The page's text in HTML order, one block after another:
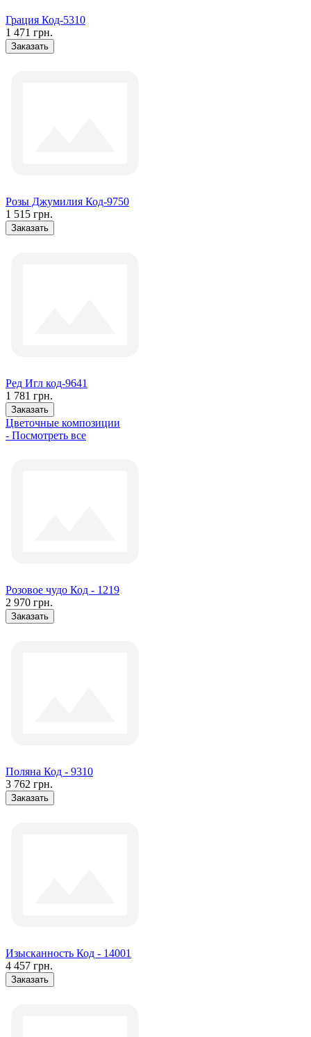
Грация Код-5310
1 471 грн.
Заказать
Розы Джумилия Код-9750
1 515 грн.
Заказать
Ред Игл код-9641
1 781 грн.
Заказать
Цветочные композиции
- Посмотреть все
Розовое чудо Код - 1219
2 970 грн.
Заказать
Поляна Код - 9310
3 762 грн.
Заказать
Изысканность Код - 14001
4 457 грн.
Заказать